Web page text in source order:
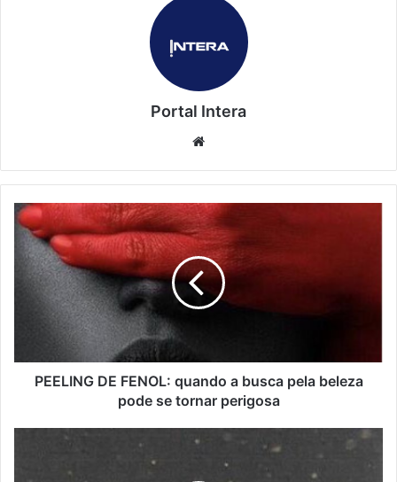
Portal Intera
PEELING DE FENOL: quando a busca pela beleza
pode se tornar perigosa